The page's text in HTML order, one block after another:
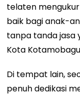
telaten
baik bagi anak-
tanpa tanda jasa
Kota
Di tempat lain,
penuh dedikasi